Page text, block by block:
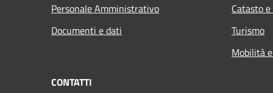
Personale Amministrativo
Documenti e dati
Catasto
Turismo
Mobilità
CONTATTI